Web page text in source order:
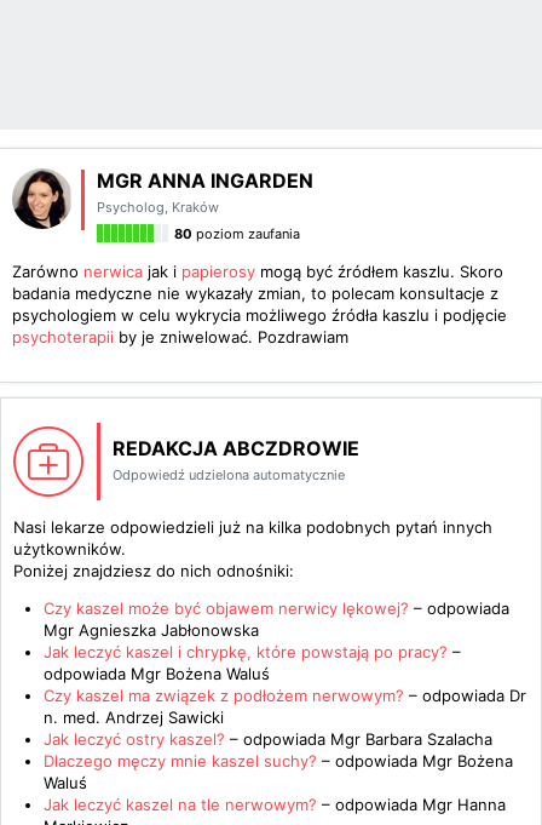
MGR ANNA INGARDEN
Psycholog, Kraków
80 poziom zaufania
Zarówno nerwica jak i papierosy mogą być źródłem kaszlu. Skoro
badania medyczne nie wykazały zmian, to polecam konsultacje z
psychologiem w celu wykrycia możliwego źródła kaszlu i podjęcie
psychoterapii by je zniwelować. Pozdrawiam
REDAKCJA ABCZDROWIE
Odpowiedź udzielona automatycznie
Nasi lekarze odpowiedzieli już na kilka podobnych pytań innych
użytkowników.
Poniżej znajdziesz do nich odnośniki:
Czy kaszel może być objawem nerwicy lękowej? – odpowiada
Mgr Agnieszka Jabłonowska
Jak leczyć kaszel i chrypkę, które powstają po pracy? –
odpowiada Mgr Bożena Waluś
Czy kaszel ma związek z podłożem nerwowym? – odpowiada Dr
n. med. Andrzej Sawicki
Jak leczyć ostry kaszel? – odpowiada Mgr Barbara Szalacha
Dlaczego męczy mnie kaszel suchy? – odpowiada Mgr Bożena
Waluś
Jak leczyć kaszel na tle nerwowym? – odpowiada Mgr Hanna